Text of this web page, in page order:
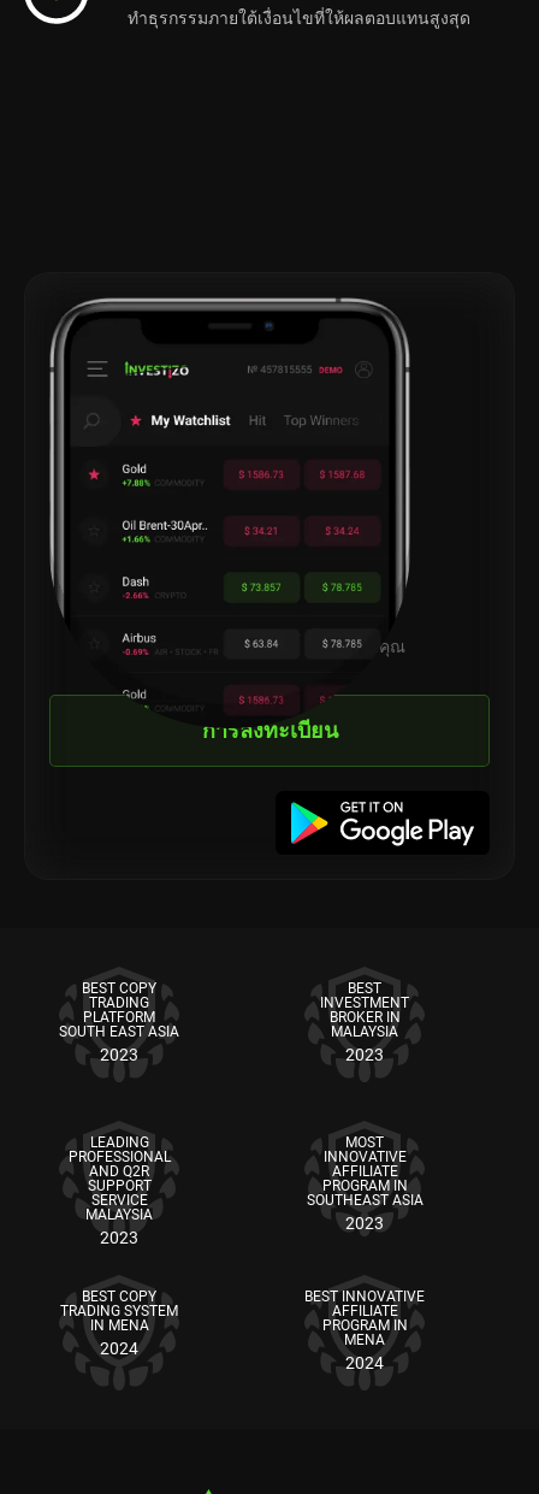
ทำธุรกรรมภายใต้เงื่อนไขที่ให้ผลตอบแทนสูงสุด
เริ่มต้น สร้างรายได้
การลงทุนที่อยู่ใกล้แค่ปลายนิ้วของคุณ
การลงทะเบียน
BEST COPY
TRADING
PLATFORM
SOUTH EAST ASIA
2023
BEST
INVESTMENT
BROKER IN
MALAYSIA
2023
LEADING
PROFESSIONAL
AND Q2R
SUPPORT
SERVICE
MALAYSIA
2023
MOST
INNOVATIVE
AFFILIATE
PROGRAM IN
SOUTHEAST ASIA
2023
BEST COPY
TRADING SYSTEM
IN MENA
2024
BEST INNOVATIVE
AFFILIATE
PROGRAM IN
MENA
2024